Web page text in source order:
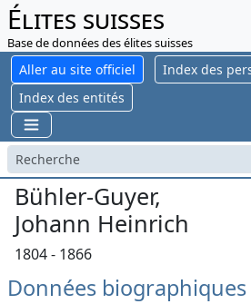
Élites suisses
Base de données des élites suisses
Aller au site officiel
Index des
Index des entités
Bühler-Guyer,
Johann Heinrich
1804 - 1866
Données biographiques